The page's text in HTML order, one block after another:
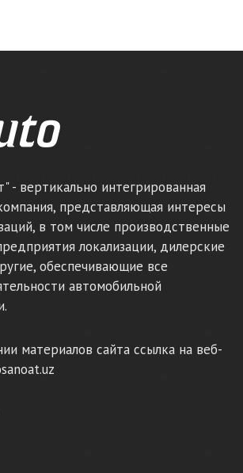
- вертикально интегрированная
представляющая интересы
в том числе производственные
локализации, дилерские
обеспечивающие все
автомобильной
материалов сайта ссылка на веб-